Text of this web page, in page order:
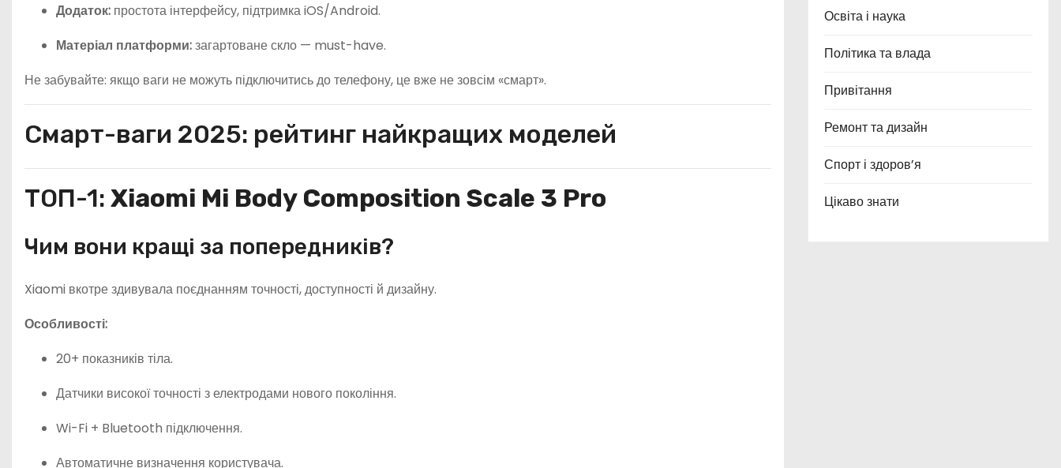
Додаток: простота інтерфейсу, підтримка iOS/Android.
Матеріал платформи:загартоване скло — must-have.
Не забувайте: якщо ваги не можуть підключитись до телефону, це вже не зовсім «смарт».
Смарт-ваги 2025: рейтинг найкращих моделей
ТОП-1: Xiaomi Mi Body Composition Scale 3 Pro
Чим вони кращі за попередників?
Xiaomi вкотре здивувала поєднанням точності, доступності й дизайну.
Особливості:
20+ показників тіла.
Датчики високої точності з електродами нового покоління.
Wi-Fi + Bluetooth підключення.
Автоматичне визначення користувача.
Освіта і наука
Політика та влада
Привітання
Ремонт та дизайн
Спорт і здоров’я
Цікаво знати